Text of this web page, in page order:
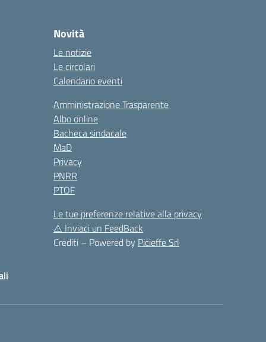
Novità
Le notizie
Le circolari
Calendario eventi
Amministrazione Trasparente
Albo online
Bacheca sindacale
MaD
Privacy
PNRR
PTOF
Le tue preferenze relative alla privacy
⚠️ Inviaci un FeedBack
Crediti – Powered by Picieffe Srl